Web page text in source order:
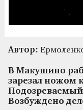
Автор:
В Макушино
зарезал ножом
Возбуждено